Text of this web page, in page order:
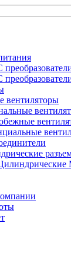
вентиляторы